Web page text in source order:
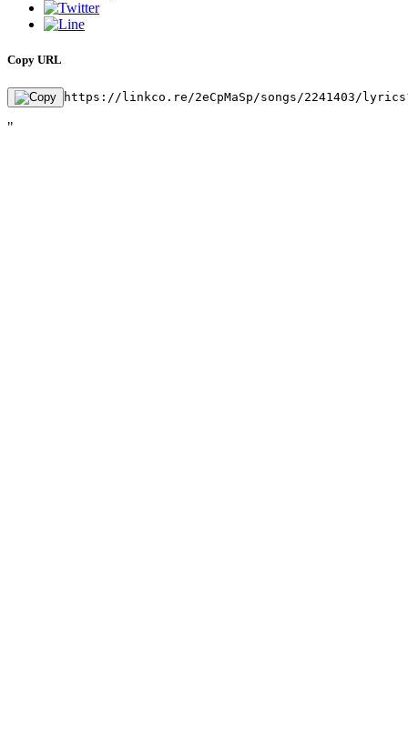
Copy URL
https://linkco.re/2eCpMaSp/songs/2241403/
"